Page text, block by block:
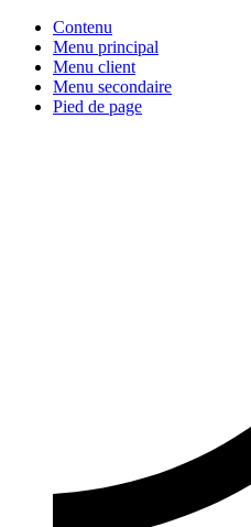
Contenu
Menu principal
Menu client
Menu secondaire
Pied de page